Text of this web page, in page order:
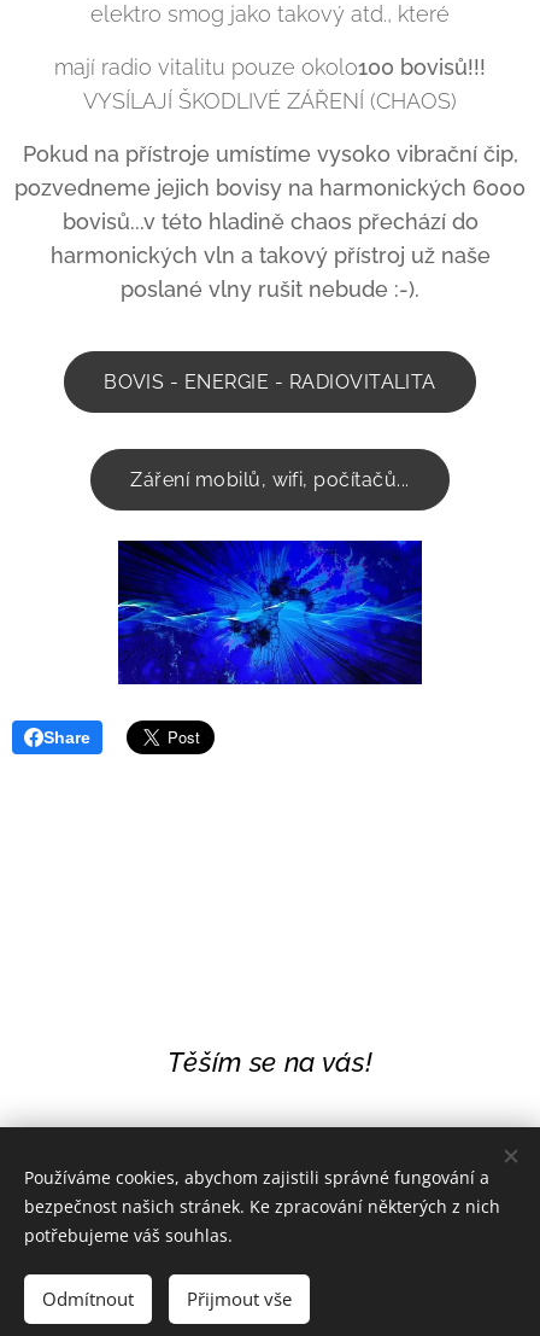
elektro smog jako takový atd., které
mají radio vitalitu pouze okolo100 bovisů!!!
VYSÍLAJÍ ŠKODLIVÉ ZÁŘENÍ (CHAOS)
Pokud na přístroje umístíme vysoko vibrační čip,
pozvedneme jejich bovisy na harmonických 6000
bovisů...v této hladině chaos přechází do
harmonických vln a takový přístroj už naše
poslané vlny rušit nebude :-).
BOVIS - ENERGIE - RADIOVITALITA
Záření mobilů, wifi, počítačů...
Share
Těším se na vás!
Používáme cookies, abychom zajistili správné fungování a
bezpečnost našich stránek. Ke zpracování některých z nich
potřebujeme váš souhlas.
Odmítnout Přijmout vše